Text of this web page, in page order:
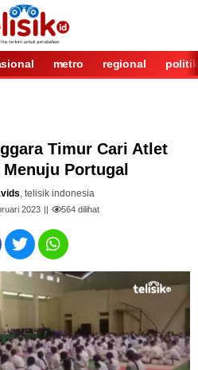
metro regional politik
Timur Cari Atlet
Portugal
, telisik indonesia
2023 564 dilihat